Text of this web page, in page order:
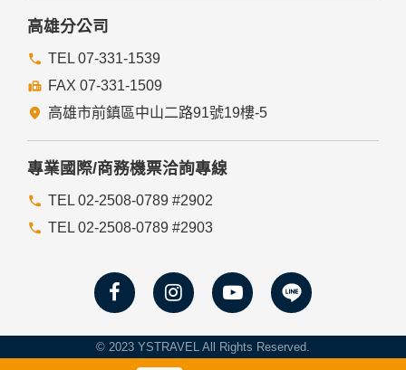
七、隱私權保護政策之修正
款將刊登於網站上。
高雄分公司
TEL 07-331-1539
FAX 07-331-1509
高雄市前鎮區中山二路91號19樓-5
專業國際/商務機票洽詢專線
TEL 02-2508-0789 #2902
TEL 02-2508-0789 #2903
© 2023 YSTRAVEL All Rights Reserved.